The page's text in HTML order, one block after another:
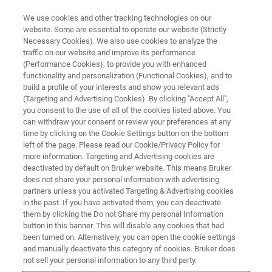
Análisis de EDS de columna
atom
Las propiedades de un semiconductor están
determinadas por su estructura a nivel atómico, por
ejemplo por defectos puntuales. Usando la asignación
EDS en la resolución más alta posible es posible localizar
y caracterizar tales defectos.
Este ejemplo de aplicación examina los datos
proporcionados y publicados amablemente por M. W. Chu
We use cookies and other tracking technologies on our
website. Some are essential to operate our website (Strictly
Necessary Cookies). We also use cookies to analyze the
traffic on our website and improve its performance
(Performance Cookies), to provide you with enhanced
functionality and personalization (Functional Cookies), and to
build a profile of your interests and show you relevant ads
(Targeting and Advertising Cookies). By clicking "Accept All",
you consent to the use of all of the cookies listed above. You
can withdraw your consent or review your preferences at any
time by clicking on the Cookie Settings button on the bottom
left of the page. Please read our Cookie/Privacy Policy for
more information. Targeting and Advertising cookies are
deactivated by default on Bruker website. This means Bruker
does not share your personal information with advertising
partners unless you activated Targeting & Advertising cookies
in the past. If you have activated them, you can deactivate
them by clicking the Do not Share my personal Information
button in this banner. This will disable any cookies that had
been turned on. Alternatively, you can open the cookie settings
and manually deactivate this category of cookies. Bruker does
not sell your personal information to any third party.